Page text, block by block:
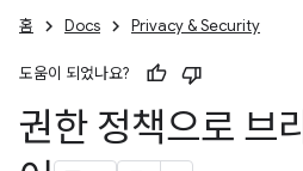
홈 Docs Privacy & Security
도움이 되었나요?
권한 정책으로 브